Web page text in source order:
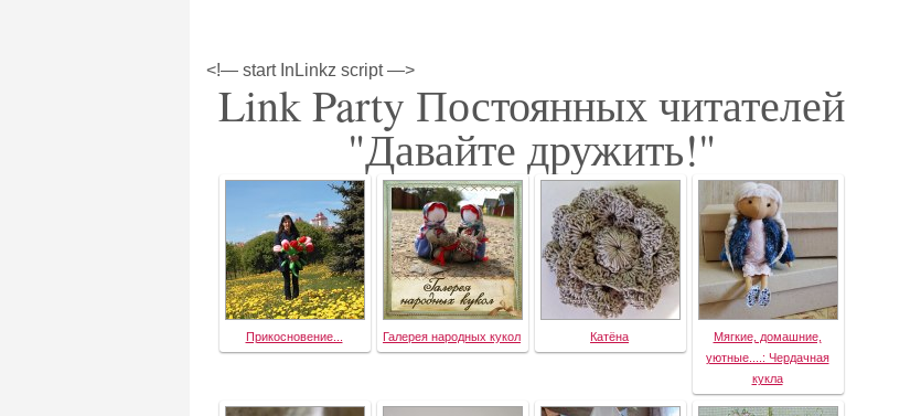
<!— start InLinkz script —>
Link Party Постоянных читателей
"Давайте дружить!"
Прикосновение... Галерея народных кукол Катёна
Мягкие, домашние,
уютные....: Чердачная
кукла